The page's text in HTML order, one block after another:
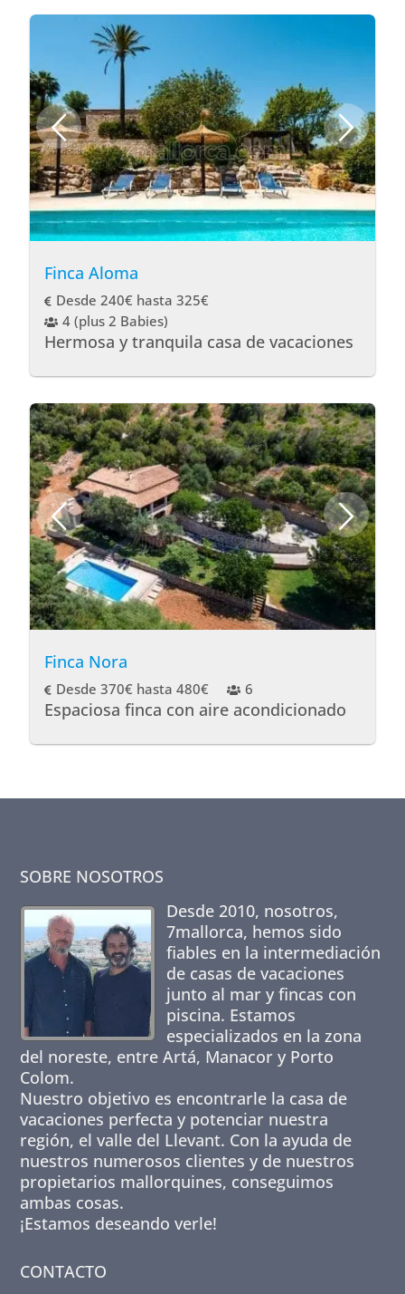
Finca Aloma
Desde 240€ hasta 325€
4 (plus 2 Babies)
Hermosa y tranquila casa de vacaciones
Finca Nora
Desde 370€ hasta 480€ 6
Espaciosa finca con aire acondicionado
SOBRE NOSOTROS
Desde 2010, nosotros,
7mallorca, hemos sido
fiables en la intermediación
de casas de vacaciones
junto al mar y fincas con
piscina. Estamos
especializados en la zona
del noreste, entre Artá, Manacor y Porto
Colom.
Nuestro objetivo es encontrarle la casa de
vacaciones perfecta y potenciar nuestra
región, el valle del Llevant. Con la ayuda de
nuestros numerosos clientes y de nuestros
propietarios mallorquines, conseguimos
ambas cosas.
¡Estamos deseando verle!
CONTACTO